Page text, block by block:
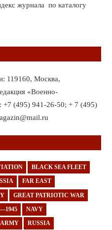
журнала по каталогу
119160, Москва,
«Военно-
+7 (495) 941-26-50; + 7 (495)
BLACK SEA FLEET
FAR EAST
GREAT PATRIOTIC WAR
NAVY
RUSSIA